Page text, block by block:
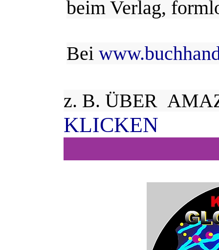
beim Verlag,
Bei
z. B. ÜBER
KLICKEN